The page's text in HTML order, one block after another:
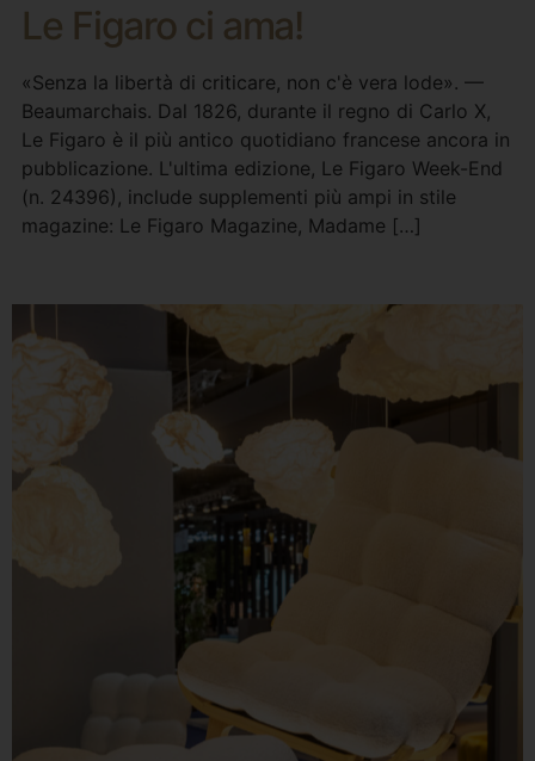
Le Figaro ci ama!
«Senza la libertà di criticare, non c'è vera lode». —
Beaumarchais. Dal 1826, durante il regno di Carlo X,
Le Figaro è il più antico quotidiano francese ancora in
pubblicazione. L'ultima edizione, Le Figaro Week-End
(n. 24396), include supplementi più ampi in stile
magazine: Le Figaro Magazine, Madame […]